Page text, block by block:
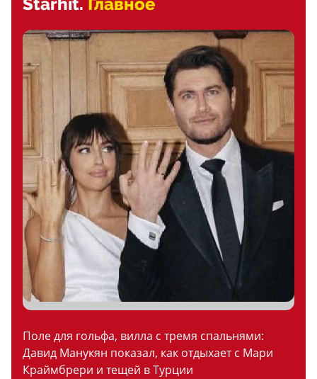
Starhit. Главное
Поле для гольфа, вилла с тремя спальнями:
Давид Манукян показал, как отдыхает с Мари
Краймбрери и тещей в Турции